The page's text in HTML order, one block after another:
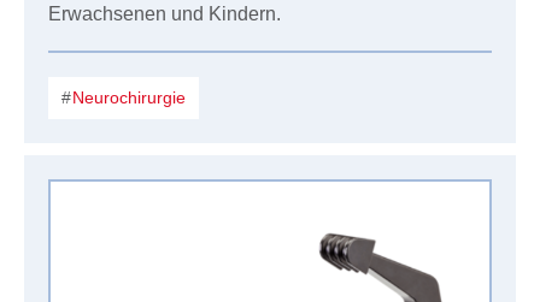
Erwachsenen und Kindern.
Neurochirurgie